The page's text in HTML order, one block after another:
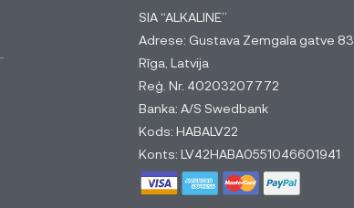
SIA “ALKALINE”
Adrese: Gustava Zemgala gatve 83,
Rīga, Latvija
Reģ. Nr. 40203207772
Banka: A/S Swedbank
Kods: HABALV22
Konts: LV42HABA0551046601941